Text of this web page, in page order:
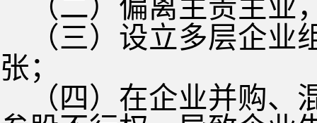
（二）偏离主责主
（三）设立多层企
张；
（四）在企业并购